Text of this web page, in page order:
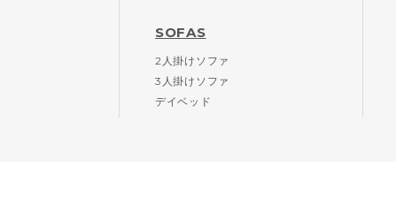
SOFAS
2人掛けソファ
3人掛けソファ
デイベッド